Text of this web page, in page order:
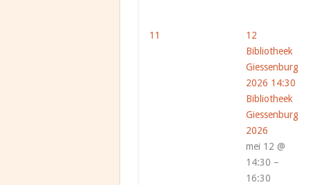
11
12
Bibliotheek
Giessenburg
2026 14:30
Bibliotheek
Giessenburg
2026
mei 12 @
14:30 –
16:30